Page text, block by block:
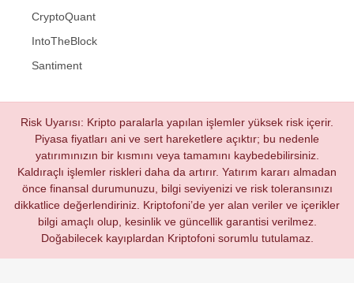
CryptoQuant
IntoTheBlock
Santiment
Risk Uyarısı: Kripto paralarla yapılan işlemler yüksek risk içerir.
Piyasa fiyatları ani ve sert hareketlere açıktır; bu nedenle
yatırımınızın bir kısmını veya tamamını kaybedebilirsiniz.
Kaldıraçlı işlemler riskleri daha da artırır. Yatırım kararı almadan
önce finansal durumunuzu, bilgi seviyenizi ve risk toleransınızı
dikkatlice değerlendiriniz. Kriptofoni’de yer alan veriler ve içerikler
bilgi amaçlı olup, kesinlik ve güncellik garantisi verilmez.
Doğabilecek kayıplardan Kriptofoni sorumlu tutulamaz.